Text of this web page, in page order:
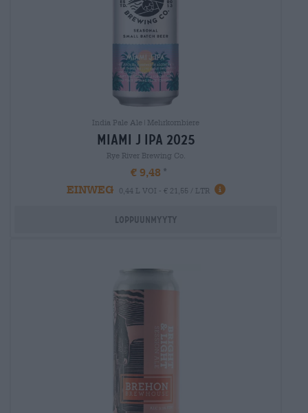
India Pale Ale|Mehrkornbiere
miami j ipa 2025
Rye River Brewing Co.
€ 9,48
EINWEG
0,44 L VOI - € 21,55 / LTR
Loppuunmyyty